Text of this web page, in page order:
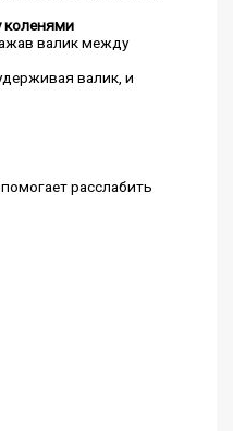
коленями
валик между
валик, и
расслабить